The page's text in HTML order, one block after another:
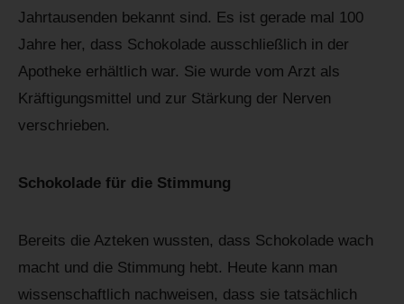
Jahrtausenden bekannt sind. Es ist gerade mal 100
Jahre her, dass Schokolade ausschließlich in der
Apotheke erhältlich war. Sie wurde vom Arzt als
Kräftigungsmittel und zur Stärkung der Nerven
verschrieben.
Schokolade für die Stimmung
Bereits die Azteken wussten, dass Schokolade wach
macht und die Stimmung hebt. Heute kann man
wissenschaftlich nachweisen, dass sie tatsächlich